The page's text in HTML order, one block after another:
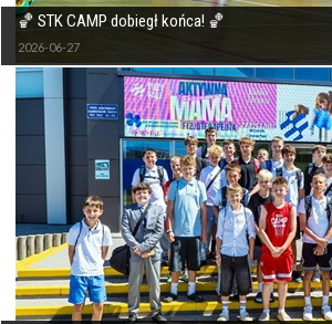
🏀 STK CAMP dobiegł końca! 🏀
2026-06-27